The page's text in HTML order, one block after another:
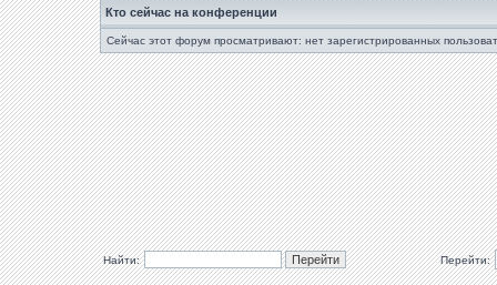
Кто сейчас на конференции
Сейчас этот форум просматривают: нет зарегистрированных
Найти: Перейти: